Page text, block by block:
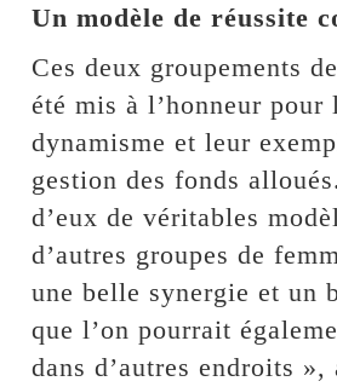
Un modèle de réussite
Ces deux groupements
été mis à l’honneur pour
dynamisme et leur
gestion des fonds
d’eux de véritables
d’autres groupes de
une belle synergie et un
que l’on pourrait
dans d’autres endroits